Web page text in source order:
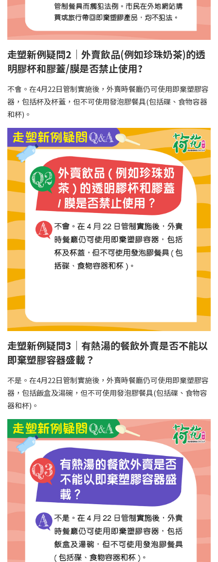
走塑新例疑問2｜外賣飲品(例如珍珠奶茶)的透
明膠杯和膠蓋/膜是否禁止使用?
不會。在4月22日管制實施後，外賣時餐廳仍可使用即棄塑膠容
器，包括杯及杯蓋，但不可使用發泡膠餐具(包括碟、食物容器
和杯)。
走塑新例疑問3｜有熱湯的餐飲外賣是否不能以
即棄塑膠容器盛載？
不是。在4月22日管制實施後，外賣時餐廳仍可使用即棄塑膠容
器，包括飯盒及湯碗，但不可使用發泡膠餐具(包括碟、食物容
器和杯)。